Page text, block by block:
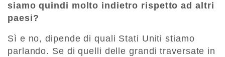
siamo quindi molto indietro rispetto ad altri
paesi?
Sì e no, dipende di quali Stati Uniti stiamo
parlando. Se di quelli delle grandi traversate in